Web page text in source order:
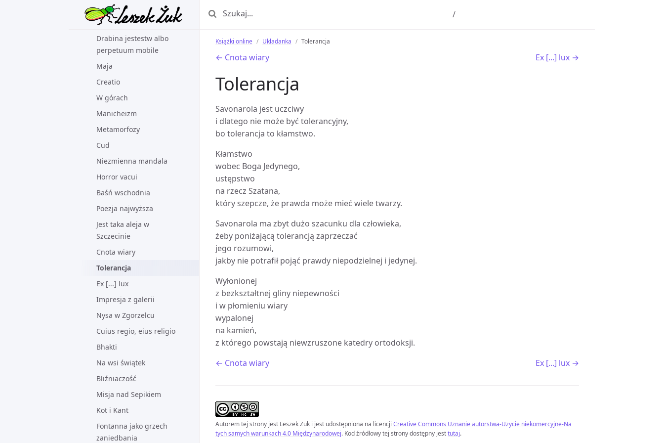
stwarzaniu
Zanim słowo
Drabina jestestw albo
perpetuum mobile
Maja
Creatio
W górach
Manicheizm
Metamorfozy
Cud
Niezmienna mandala
Horror vacui
Baśń wschodnia
Poezja najwyższa
Jest taka aleja w
Szczecinie
Cnota wiary
Tolerancja
Ex [...] lux
Impresja z galerii
Nysa w Zgorzelcu
Cuius regio, eius religio
Bhakti
Na wsi świątek
Bliźniaczość
Misja nad Sepikiem
Kot i Kant
Fontanna jako grzech
zaniedbania
Książki online Układanka Tolerancja
← Cnota wiary Ex [...] lux →
Tolerancja
Savonarola jest uczciwy
i dlatego nie może być tolerancyjny,
bo tolerancja to kłamstwo.
Kłamstwo
wobec Boga Jedynego,
ustępstwo
na rzecz Szatana,
który szepcze, że prawda może mieć wiele twarzy.
Savonarola ma zbyt dużo szacunku dla człowieka,
żeby poniżającą tolerancją zaprzeczać
jego rozumowi,
jakby nie potrafił pojąć prawdy niepodzielnej i jedynej.
Wyłonionej
z bezkształtnej gliny niepewności
i w płomieniu wiary
wypalonej
na kamień,
z którego powstają niewzruszone katedry ortodoksji.
← Cnota wiary
Ex [...] lux →
Autorem tej strony jest Leszek Żuk i jest udostępniona na licencji Creative Commons Uznanie autorstwa-Użycie niekomercyjne-Na
tych samych warunkach 4.0 Międzynarodowej. Kod źródłowy tej strony dostępny jesttutaj.